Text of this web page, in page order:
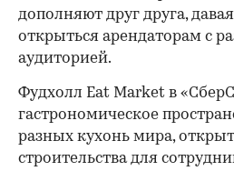
дополняют друг друга,
открыться арендаторам с
аудиторией.
Фудхолл Eat Market в
гастрономическое
разных кухонь мира,
строительства для